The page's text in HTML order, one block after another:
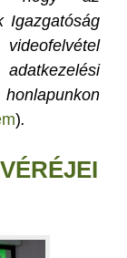
Igazgatóság
).